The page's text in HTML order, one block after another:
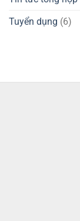
Tuyển dụng (6)